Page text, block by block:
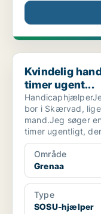
Kvindelig
Kvindelig
timer ugent...
bor i Skærvad, lige
mand.Jeg søger
timer ugentligt,
Område
Grenaa
Type
SOSU-hjælper